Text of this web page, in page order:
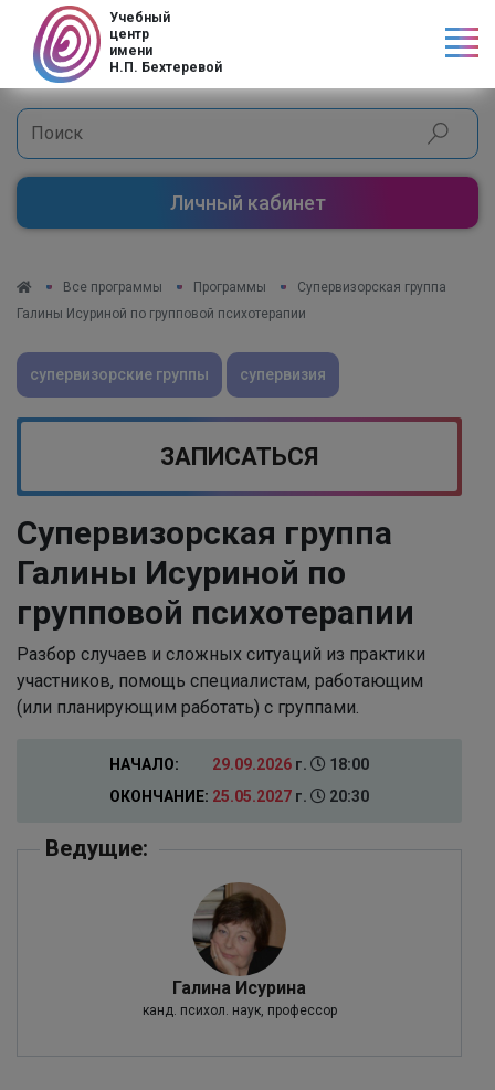
Учебный
центр
имени
Н.П. Бехтеревой
Личный кабинет
Все программы Программы
Супервизорская группа
Галины Исуриной по групповой психотерапии
супервизорские группы супервизия
ЗАПИСАТЬСЯ
Супервизорская группа
Галины Исуриной по
групповой психотерапии
Разбор случаев и сложных ситуаций из практики
участников, помощь специалистам, работающим
(или планирующим работать) с группами.
НАЧАЛО:
ОКОНЧАНИЕ:
29.09.2026 г.
18:00
25.05.2027 г. 20:30
Ведущие:
Галина Исурина
канд. психол. наук, профессор
Код страны